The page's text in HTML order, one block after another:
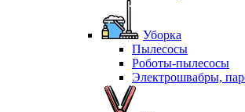
Уборка
Пылесосы
Роботы-пылесосы
Электрошвабры,